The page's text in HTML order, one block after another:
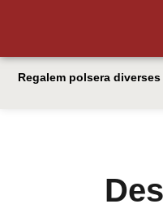
Regalem polsera